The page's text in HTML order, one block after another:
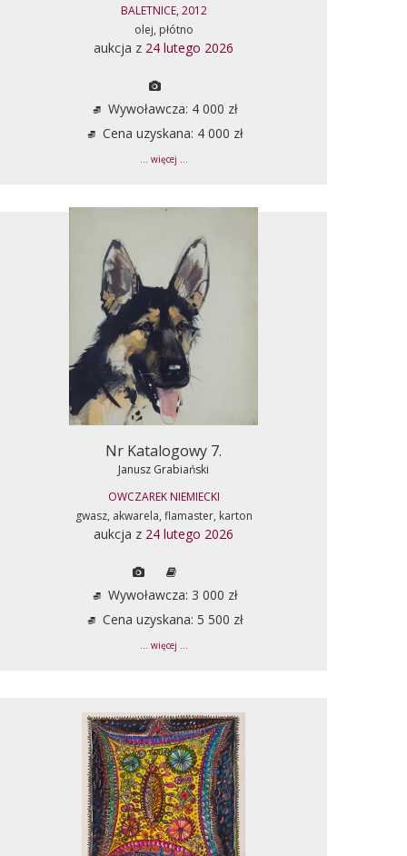
BALETNICE, 2012
olej, płótno
aukcja z 24 lutego 2026
Wywoławcza: 4 000 zł
Cena uzyskana: 4 000 zł
... więcej ...
Nr Katalogowy 7.
Janusz Grabiański
OWCZAREK NIEMIECKI
gwasz, akwarela, flamaster, karton
aukcja z 24 lutego 2026
Wywoławcza: 3 000 zł
Cena uzyskana: 5 500 zł
... więcej ...